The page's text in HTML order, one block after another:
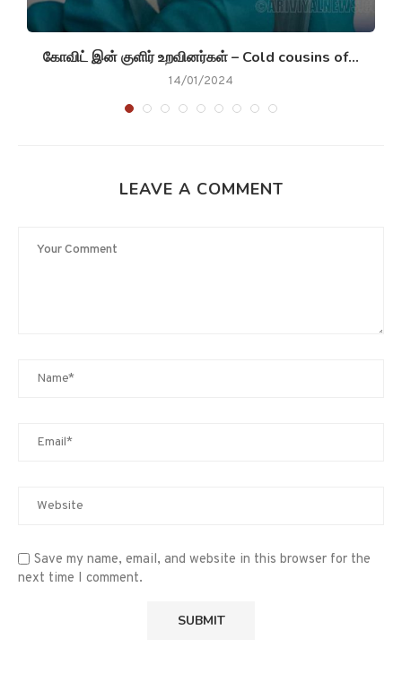
கோவிட் இன் குளிர் உறவினர்கள் – Cold cousins of...
14/01/2024
LEAVE A COMMENT
Save my name, email, and website in this browser for the
next time I comment.